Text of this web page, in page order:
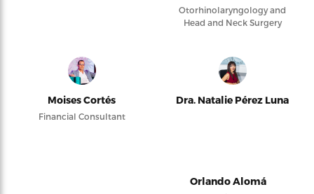
Otorhinolaryngology and
Head and Neck Surgery
Moises Cortés
Financial Consultant
Dra. Natalie Pérez Luna
Orlando Alomá